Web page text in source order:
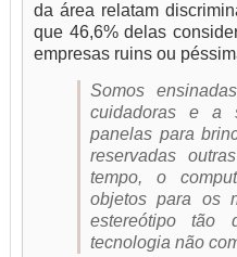
da área relatam
que 46,6% delas
empresas ruins ou
Somos
cuidadoras e a
panelas para
reservadas
tempo, o
objetos para os
estereótipo tão
tecnologia não